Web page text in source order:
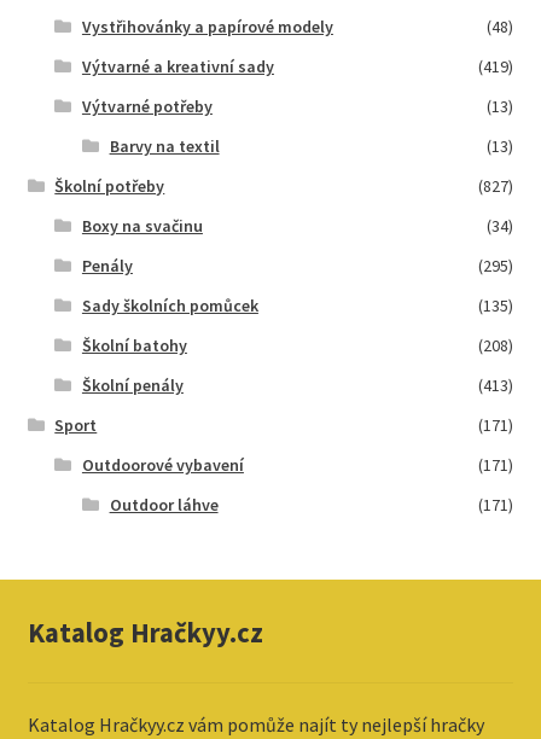
Vystřihovánky a papírové modely
(48)
Výtvarné a kreativní sady
(419)
Výtvarné potřeby
(13)
Barvy na textil
(13)
Školní potřeby
(827)
Boxy na svačinu
(34)
Penály
(295)
Sady školních pomůcek
(135)
Školní batohy
(208)
Školní penály
(413)
Sport
(171)
Outdoorové vybavení
(171)
Outdoor láhve
(171)
Katalog Hračkyy.cz
Katalog Hračkyy.cz vám pomůže najít ty nejlepší hračky